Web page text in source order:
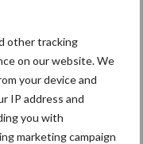
other tracking
on our website. We
your device and
IP address and
you with
marketing campaign
grip op
kent